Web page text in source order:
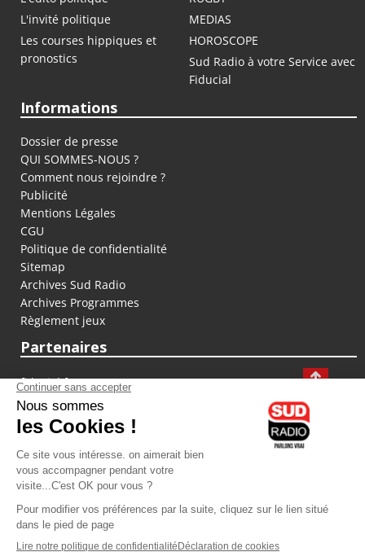
L'invité politique
MEDIAS
Les courses hippiques et
pronostics
HOROSCOPE
Sud Radio à votre Service avec
Fiducial
Informations
Dossier de presse
QUI SOMMES-NOUS ?
Comment nous rejoindre ?
Publicité
Mentions Légales
CGU
Politique de confidentialité
Sitemap
Archives Sud Radio
Archives Programmes
Règlement jeux
Partenaires
fiducial.fr
lyoncapitale.fr
olympique-et-lyonnais.com
L'application Iphone / Android
Téléchargez l'application
Les cookies